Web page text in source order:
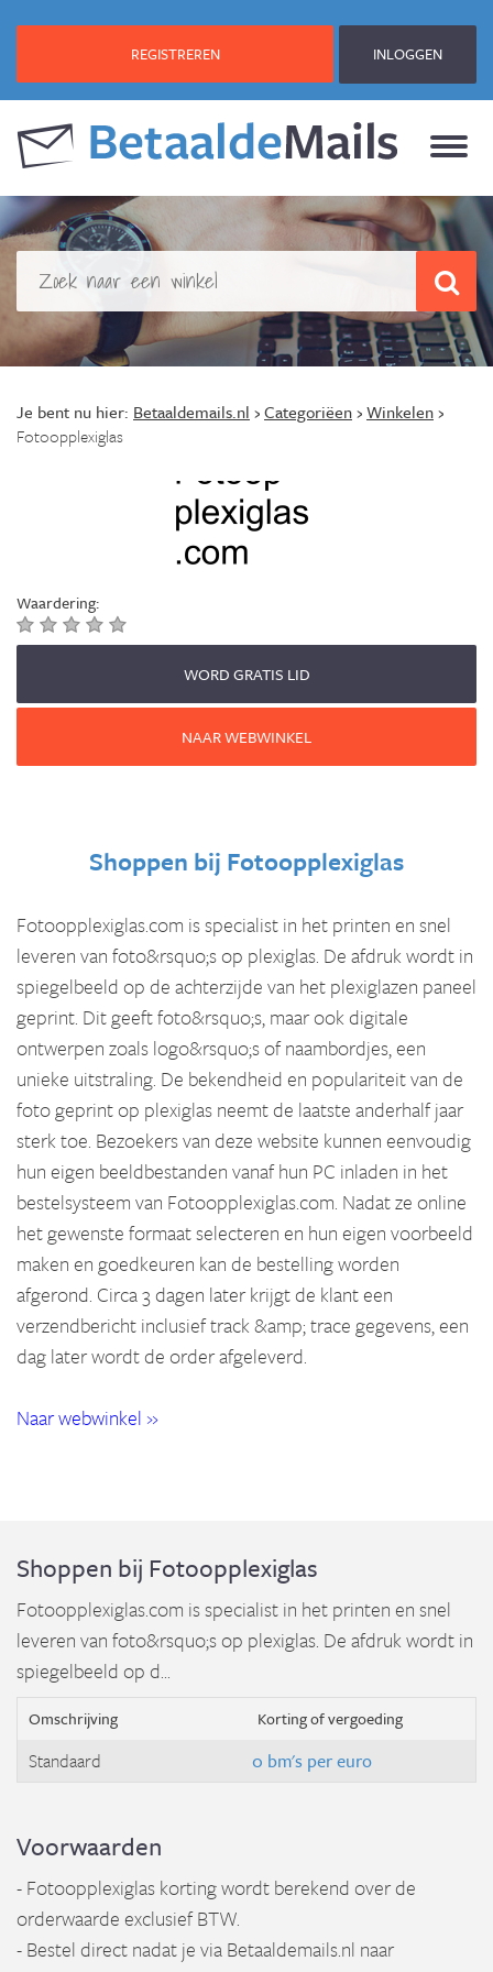
REGISTREREN INLOGGEN
Je bent nu hier: Betaaldemails.nl ›Categoriëen›Winkelen›
Fotoopplexiglas
Waardering:
WORD GRATIS LID
NAAR WEBWINKEL
Shoppen bij Fotoopplexiglas
Fotoopplexiglas.com is specialist in het printen en snel
leveren van foto&rsquo;s op plexiglas. De afdruk wordt in
spiegelbeeld op de achterzijde van het plexiglazen paneel
geprint. Dit geeft foto&rsquo;s, maar ook digitale
ontwerpen zoals logo&rsquo;s of naambordjes, een
unieke uitstraling. De bekendheid en populariteit van de
foto geprint op plexiglas neemt de laatste anderhalf jaar
sterk toe. Bezoekers van deze website kunnen eenvoudig
hun eigen beeldbestanden vanaf hun PC inladen in het
bestelsysteem van Fotoopplexiglas.com. Nadat ze online
het gewenste formaat selecteren en hun eigen voorbeeld
maken en goedkeuren kan de bestelling worden
afgerond. Circa 3 dagen later krijgt de klant een
verzendbericht inclusief track &amp; trace gegevens, een
dag later wordt de order afgeleverd.
Naar webwinkel »
Shoppen bij Fotoopplexiglas
Fotoopplexiglas.com is specialist in het printen en snel
leveren van foto&rsquo;s op plexiglas. De afdruk wordt in
spiegelbeeld op d...
Omschrijving Korting of vergoeding
Standaard 0 bm's per euro
Voorwaarden
- Fotoopplexiglas korting wordt berekend over de
orderwaarde exclusief BTW.
- Bestel direct nadat je via Betaaldemails.nl naar